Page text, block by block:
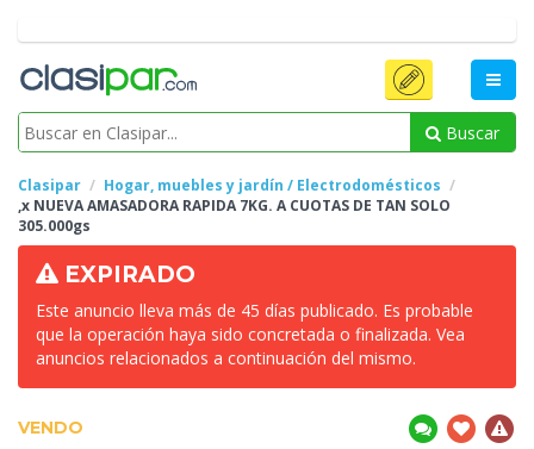
Buscar
Clasipar
Hogar, muebles y jardín / Electrodomésticos
,x NUEVAAMASADORA RAPIDA 7KG. A CUOTAS DE TAN SOLO
305.000gs
EXPIRADO
Este anuncio lleva más de 45 días publicado. Es probable
que la operación haya sido concretada o finalizada. Vea
anuncios relacionados a continuación del mismo.
VENDO